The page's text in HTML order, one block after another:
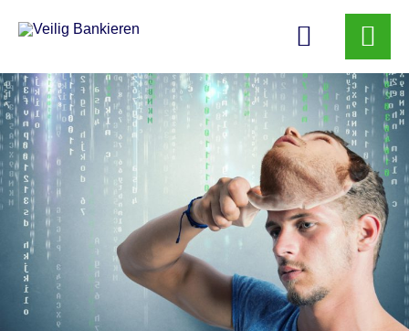
Veilig
Bankieren